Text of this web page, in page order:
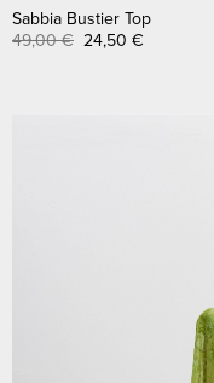
Sabbia Bustier Top
49,00€ 24,50 €